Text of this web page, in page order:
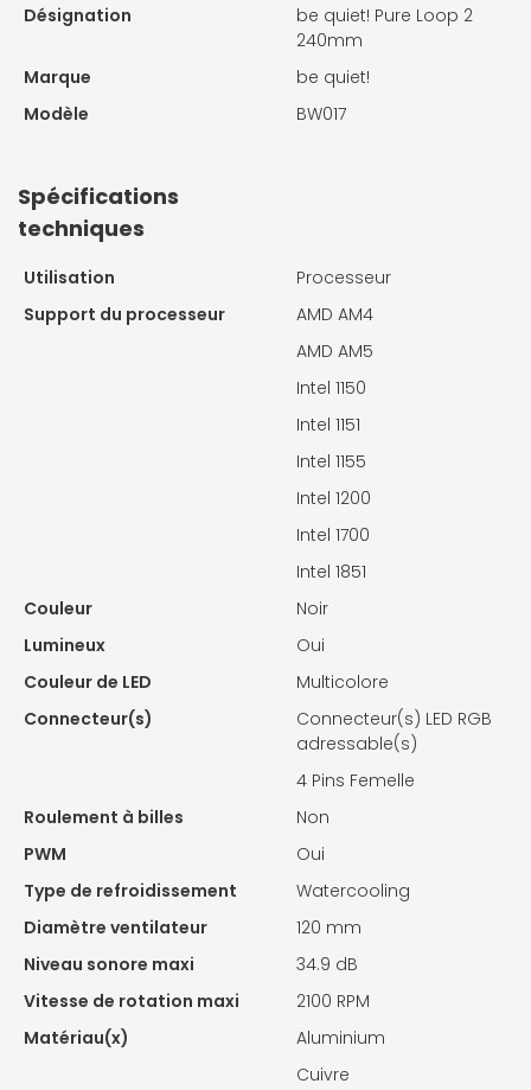
Désignation
be quiet! Pure Loop 2
240mm
Marque
be quiet!
Modèle
BW017
Spécifications
techniques
Utilisation
Processeur
Support du processeur
AMD AM4
AMD AM5
Intel 1150
Intel 1151
Intel 1155
Intel 1200
Intel 1700
Intel 1851
Couleur
Noir
Lumineux
Oui
Couleur de LED
Multicolore
Connecteur(s)
Connecteur(s) LED RGB
adressable(s)
4 Pins Femelle
Roulement à billes
Non
PWM
Oui
Type de refroidissement
Watercooling
Diamètre ventilateur
120 mm
Niveau sonore maxi
34.9 dB
Vitesse de rotation maxi
2100 RPM
Matériau(x)
Aluminium
Cuivre